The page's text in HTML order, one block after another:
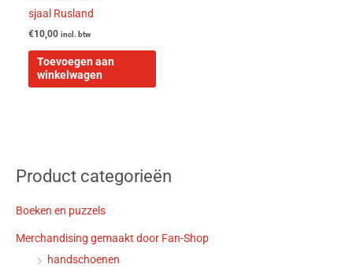
sjaal Rusland
€10,00 incl. btw
Toevoegen aan
winkelwagen
Product categorieën
Boeken en puzzels
Merchandising gemaakt door Fan-Shop
handschoenen